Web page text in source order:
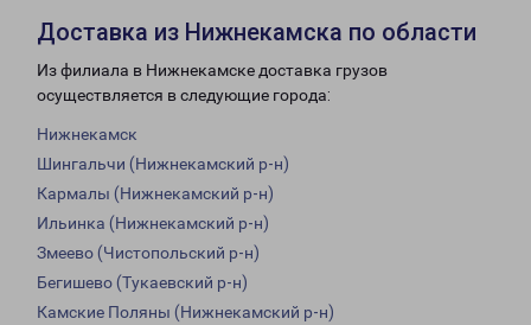
Доставка из Нижнекамска по области
Из филиала в Нижнекамске доставка грузов
осуществляется в следующие города:
Нижнекамск
Шингальчи (Нижнекамский р-н)
Кармалы (Нижнекамский р-н)
Ильинка (Нижнекамский р-н)
Змеево (Чистопольский р-н)
Бегишево (Тукаевский р-н)
Камские Поляны (Нижнекамский р-н)